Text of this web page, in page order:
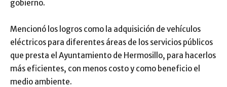
gobierno.
Mencionó los logros como la adquisición de vehículos
eléctricos para diferentes áreas de los servicios públicos
que presta el Ayuntamiento de Hermosillo, para hacerlos
más eficientes, con menos costo y como beneficio el
medio ambiente.